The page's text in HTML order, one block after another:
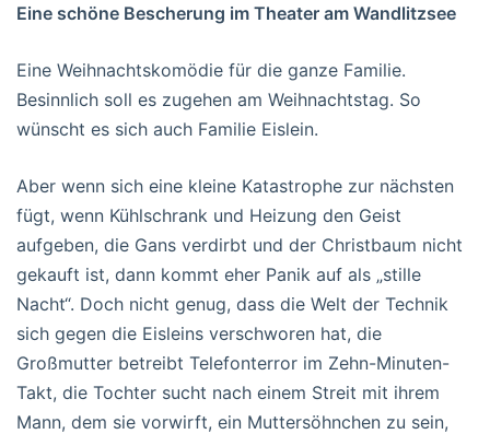
Eine schöne Bescherung im Theater am Wandlitzsee
Eine Weihnachtskomödie für die ganze Familie.
Besinnlich soll es zugehen am Weihnachtstag. So
wünscht es sich auch Familie Eislein.
Aber wenn sich eine kleine Katastrophe zur nächsten
fügt, wenn Kühlschrank und Heizung den Geist
aufgeben, die Gans verdirbt und der Christbaum nicht
gekauft ist, dann kommt eher Panik auf als „stille
Nacht“. Doch nicht genug, dass die Welt der Technik
sich gegen die Eisleins verschworen hat, die
Großmutter betreibt Telefonterror im Zehn-Minuten-
Takt, die Tochter sucht nach einem Streit mit ihrem
Mann, dem sie vorwirft, ein Muttersöhnchen zu sein,